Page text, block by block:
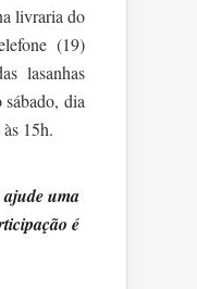
livraria do
(19)
lasanhas
dia
15h.
ajude uma
é